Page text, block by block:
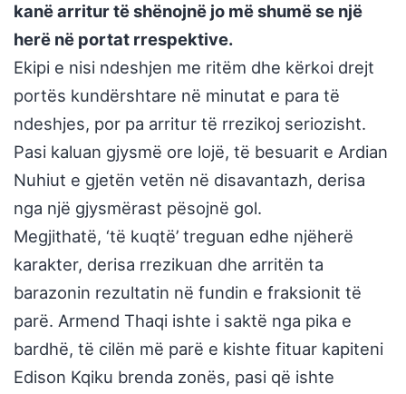
kanë arritur të shënojnë jo më shumë se një
herë në portat rrespektive.
Ekipi e nisi ndeshjen me ritëm dhe kërkoi drejt
portës kundërshtare në minutat e para të
ndeshjes, por pa arritur të rrezikoj seriozisht.
Pasi kaluan gjysmë ore lojë, të besuarit e Ardian
Nuhiut e gjetën vetën në disavantazh, derisa
nga një gjysmërast pësojnë gol.
Megjithatë, ‘të kuqtë’ treguan edhe njëherë
karakter, derisa rrezikuan dhe arritën ta
barazonin rezultatin në fundin e fraksionit të
parë. Armend Thaqi ishte i saktë nga pika e
bardhë, të cilën më parë e kishte fituar kapiteni
Edison Kqiku brenda zonës, pasi që ishte